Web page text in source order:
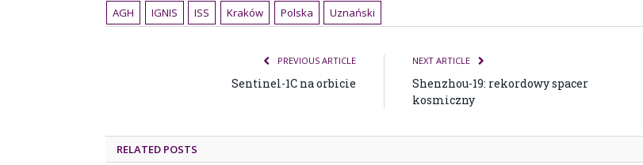
AGH IGNIS ISS Kraków Polska Uznański
PREVIOUS ARTICLE
Sentinel-1C na orbicie
NEXT ARTICLE
Shenzhou-19: rekordowy spacer
kosmiczny
RELATED POSTS